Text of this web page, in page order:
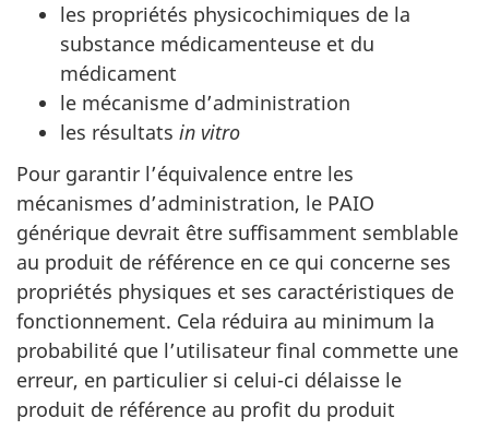
les propriétés physicochimiques de la
substance médicamenteuse et du
médicament
le mécanisme d’administration
les résultats in vitro
Pour garantir l’équivalence entre les
mécanismes d’administration, le PAIO
générique devrait être suffisamment semblable
au produit de référence en ce qui concerne ses
propriétés physiques et ses caractéristiques de
fonctionnement. Cela réduira au minimum la
probabilité que l’utilisateur final commette une
erreur, en particulier si celui-ci délaisse le
produit de référence au profit du produit